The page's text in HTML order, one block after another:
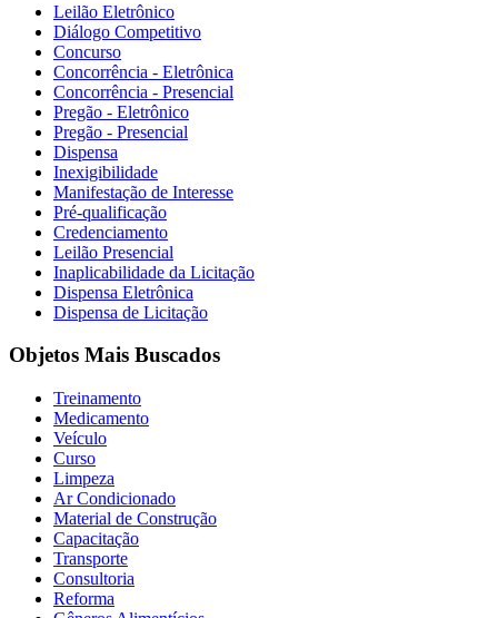
Leilão Eletrônico
Diálogo Competitivo
Concurso
Concorrência - Eletrônica
Concorrência - Presencial
Pregão - Eletrônico
Pregão - Presencial
Dispensa
Inexigibilidade
Manifestação de Interesse
Pré-qualificação
Credenciamento
Leilão Presencial
Inaplicabilidade da Licitação
Dispensa Eletrônica
Dispensa de Licitação
Objetos Mais Buscados
Treinamento
Medicamento
Veículo
Curso
Limpeza
Ar Condicionado
Material de Construção
Capacitação
Transporte
Consultoria
Reforma